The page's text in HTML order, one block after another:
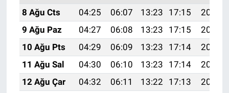
8 Ağu Cts
04:25 06:07 13:23 17:15
20:29
9 Ağu Paz
04:27 06:08 13:23 17:15
20:28
10 Ağu Pts
04:29 06:09 13:23 17:14
20:27
11 Ağu Sal
04:30 06:10 13:23 17:14
20:25
12 Ağu Çar
04:32 06:11 13:22 17:13
20:24